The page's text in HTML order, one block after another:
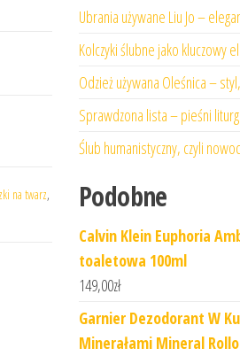
na twarz,
Ubrania używane Liu Jo –
Kolczyki ślubne jako kluczowy
Odzież używana Oleśnica –
Sprawdzona lista – pieśni
Ślub humanistyczny, czyli
Podobne
Calvin Klein Euphoria
toaletowa 100ml
149,00zł
Garnier Dezodorant W
Minerałami Mineral